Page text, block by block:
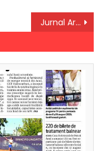
Jurnal Arădean 16.09.2020